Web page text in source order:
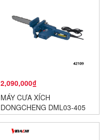
2,090,000₫
MÁY CƯA XÍCH
DONGCHENG DML03-405